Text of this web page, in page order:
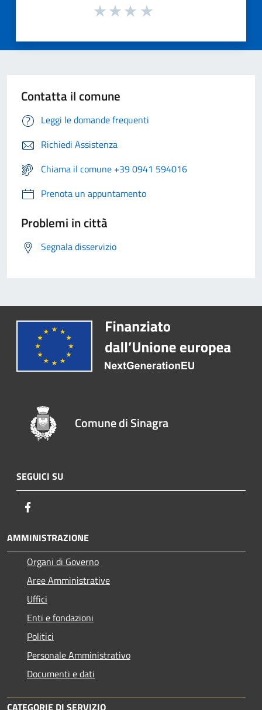
Contatta il comune
Leggi le domande frequenti
Richiedi Assistenza
Chiama il comune +39 0941 594016
Prenota un appuntamento
Problemi in città
Segnala disservizio
Comune di Sinagra
SEGUICI SU
AMMINISTRAZIONE
Organi di Governo
Aree Amministrative
Uffici
Enti e fondazioni
Politici
Personale Amministrativo
Documenti e dati
CATEGORIE DI SERVIZIO